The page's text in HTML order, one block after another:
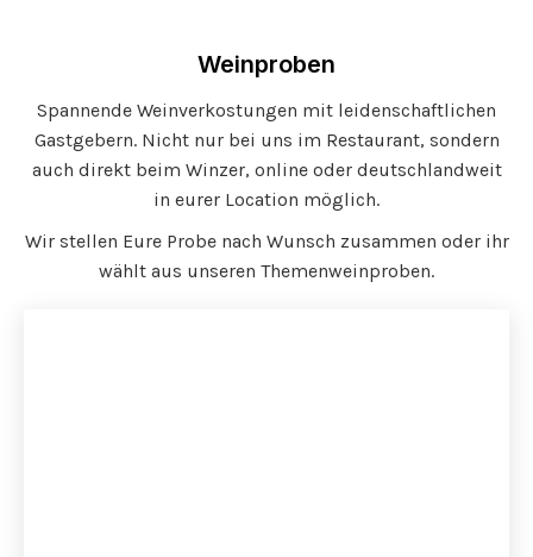
Weinproben
Spannende Weinverkostungen mit leidenschaftlichen
Gastgebern. Nicht nur bei uns im Restaurant, sondern
auch direkt beim Winzer, online oder deutschlandweit
in eurer Location möglich.
Wir stellen Eure Probe nach Wunsch zusammen oder ihr
wählt aus unseren Themenweinproben.